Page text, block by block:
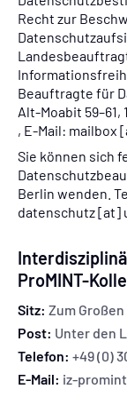
Recht zur
Beauftragte für
Alt-Moabit
, E‑Mail:
Sie können sich
Berlin wenden.
datenschutz [at]
ProMINT-
Sitz: Zum
Post: Unter den
Telefon: +49 (0)
E-Mail: iz-